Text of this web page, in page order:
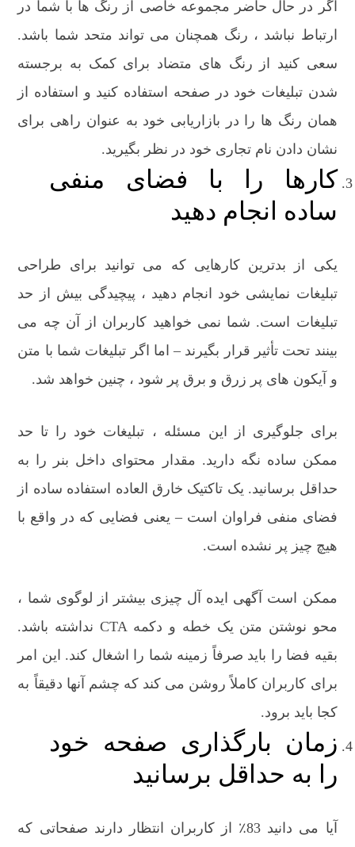
اگر در حال حاضر مجموعه خاصی از رنگ ها با شما در
ارتباط نباشد ، رنگ همچنان می تواند متحد شما باشد.
سعی کنید از رنگ های متضاد برای کمک به برجسته
شدن تبلیغات خود در صفحه استفاده کنید و استفاده از
همان رنگ ها را در بازاریابی خود به عنوان راهی برای
نشان دادن نام تجاری خود در نظر بگیرید.
کارها را با فضای منفی
ساده انجام دهید
یکی از بدترین کارهایی که می توانید برای طراحی
تبلیغات نمایشی خود انجام دهید ، پیچیدگی بیش از حد
تبلیغات است. شما نمی خواهید کاربران از آن چه می
بینند تحت تأثیر قرار بگیرند – اما اگر تبلیغات شما با متن
و آیکون های پر زرق و برق پر شود ، چنین خواهد شد.
برای جلوگیری از این مسئله ، تبلیغات خود را تا حد
ممکن ساده نگه دارید. مقدار محتوای داخل بنر را به
حداقل برسانید. یک تاکتیک خارق العاده استفاده ساده از
فضای منفی فراوان است – یعنی فضایی که در واقع با
هیچ چیز پر نشده است.
ممکن است آگهی ایده آل چیزی بیشتر از لوگوی شما ،
محو نوشتن متن یک خطه و دکمه CTA نداشته باشد.
بقیه فضا را باید صرفاً زمینه شما را اشغال کند. این امر
برای کاربران کاملاً روشن می کند که چشم آنها دقیقاً به
کجا باید برود.
زمان بارگذاری صفحه خود
را به حداقل برسانید
آیا می دانید 83٪ از کاربران انتظار دارند صفحاتی که